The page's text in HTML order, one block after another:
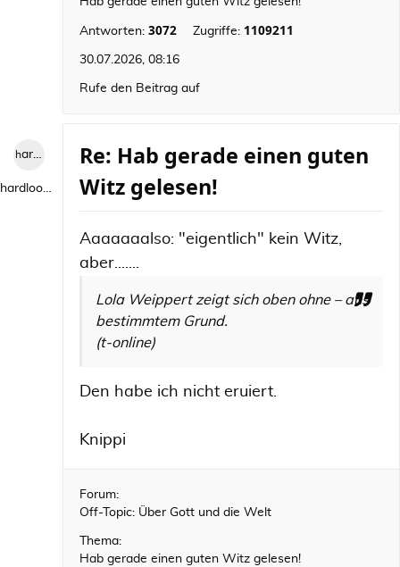
Antworten: 3072 Zugriffe: 1109211
30.07.2026, 08:16
Rufe den Beitrag auf
hardlooper
hardlooper
Re: Hab gerade einen guten
Witz gelesen!
Aaaaaaalso: "eigentlich" kein Witz,
aber.......
Lola Weippert zeigt sich oben ohne – aus
bestimmtem Grund.
(t-online)
Den habe ich nicht eruiert.
Knippi
Forum:
Off-Topic: Über Gott und die Welt
Thema:
Hab gerade einen guten Witz gelesen!